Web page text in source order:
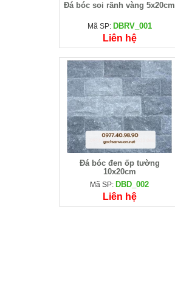
Đá bóc soi rãnh vàng 5x20cm
Mã SP: DBRV_001
Liên hệ
Đá bóc đen ốp tường
10x20cm
Mã SP: DBD_002
Liên hệ